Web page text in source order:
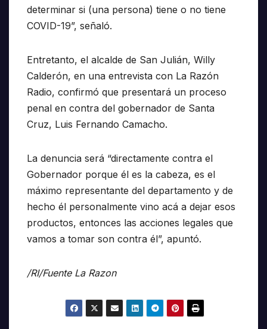
determinar si (una persona) tiene o no tiene
COVID-19”, señaló.
Entretanto, el alcalde de San Julián, Willy
Calderón, en una entrevista con La Razón
Radio, confirmó que presentará un proceso
penal en contra del gobernador de Santa
Cruz, Luis Fernando Camacho.
La denuncia será “directamente contra el
Gobernador porque él es la cabeza, es el
máximo representante del departamento y de
hecho él personalmente vino acá a dejar esos
productos, entonces las acciones legales que
vamos a tomar son contra él”, apuntó.
/RI/Fuente La Razon